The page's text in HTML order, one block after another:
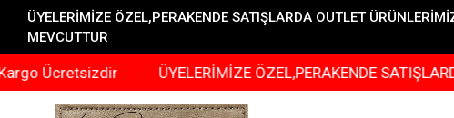
ÜYELERİMİZE ÖZEL,PERAKENDE SATIŞLARDA OUTLET
MEVCUTTUR
ÜYELERİMİZE ÖZEL,PERAKENDE SATIŞLARDA